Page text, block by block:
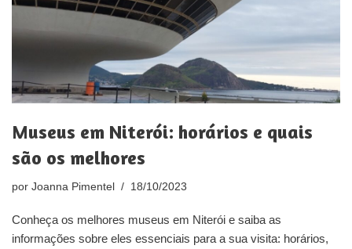
Museus em Niterói: horários e quais
são os melhores
por Joanna Pimentel 18/10/2023
Conheça os melhores museus em Niterói e saiba as
informações sobre eles essenciais para a sua visita: horários,